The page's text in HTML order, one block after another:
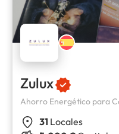
Zulux
Ahorro Energético para
31 Locales